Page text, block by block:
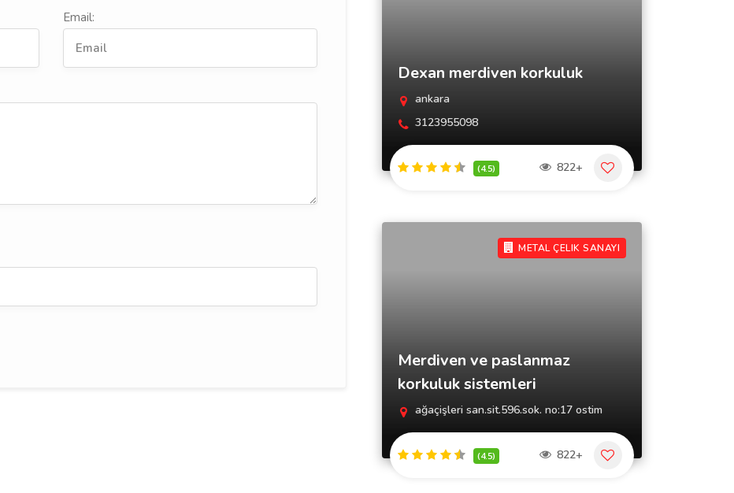
Email:
Dexan merdiven korkuluk
ankara
3123955098
(4.5) 822+
METAL ÇELIK SANAYI
Merdiven ve paslanmaz
korkuluk sistemleri
ağaçişleri san.sit.596.sok. no:17 ostim
(4.5) 822+